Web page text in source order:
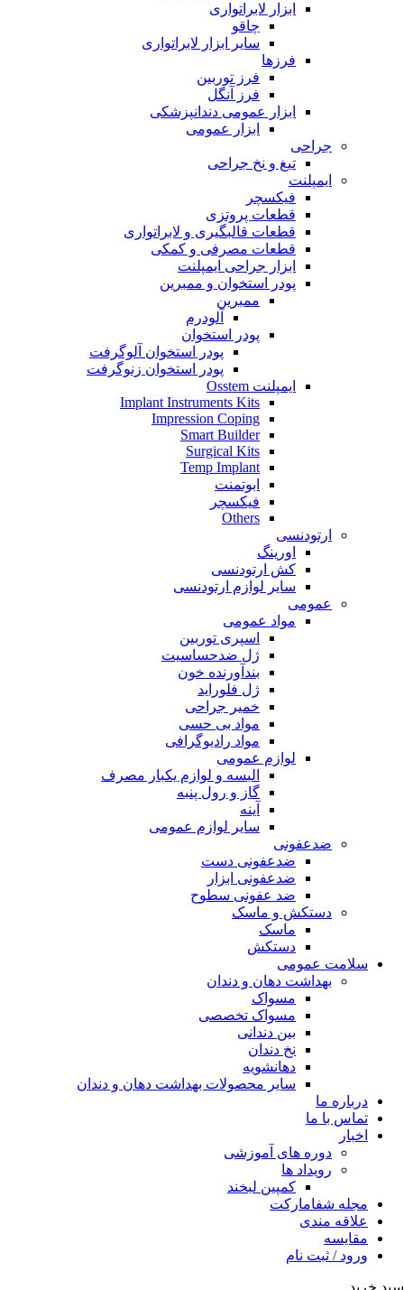
ابزار لابراتواری
چاقو
سایر ابزار لابراتواری
فرزها
فرز توربین
فرز آنگل
ابزار عمومی دندانپزشکی
ابزار عمومی
جراحی
تیغ و نخ جراحی
ایمپلنت
فیکسچر
قطعات پروتزی
قطعات قالبگیری و لابراتواری
قطعات مصرفی و کمکی
ابزار جراحی ایمپلنت
پودر استخوان و ممبرین
ممبرین
آلودرم
پودر استخوان
پودر استخوان آلوگرفت
پودر استخوان زنوگرفت
ایمپلنت Osstem
Implant Instruments Kits
Impression Coping
Smart Builder
Surgical Kits
Temp Implant
ابوتمنت
فیکسچر
Others
ارتودنسی
اورینگ
کش ارتودنسی
سایر لوازم ارتودنسی
عمومی
مواد عمومی
اسپری توربین
ژل ضدحساسیت
بندآورنده خون
ژل فلوراید
خمیر جراحی
مواد بی حسی
مواد رادیوگرافی
لوازم عمومی
البسه و لوازم یکبار مصرف
گاز و رول پنبه
آینه
سایر لوازم عمومی
ضدعفونی
ضدعفونی دست
ضدعفونی ابزار
ضد عفونی سطوح
دستکش و ماسک
ماسک
دستکش
سلامت عمومی
بهداشت دهان و دندان
مسواک
مسواک تخصصی
بین دندانی
نخ دندان
دهانشویه
سایر محصولات بهداشت دهان و دندان
درباره ما
تماس با ما
اخبار
دوره های آموزشی
رویداد ها
کمپین لبخند
مجله شفامارکت
علاقه مندی
مقایسه
ورود / ثبت نام
سبد خرید